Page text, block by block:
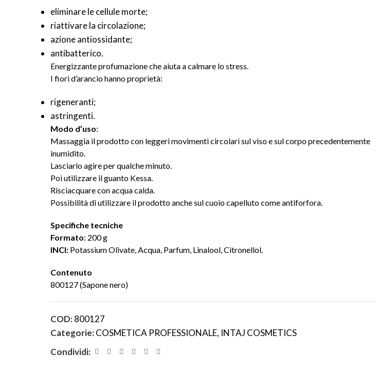
eliminare le cellule morte;
riattivare la circolazione;
azione antiossidante;
antibatterico.
Energizzante profumazione che aiuta a calmare lo stress.
I fiori d’arancio hanno proprietà:
rigeneranti;
astringenti.
Modo d’uso:
Massaggia il prodotto con leggeri movimenti circolari sul viso e sul corpo precedentemente
inumidito.
Lasciarlo agire per qualche minuto.
Poi utilizzare il guanto Kessa.
Risciacquare con acqua calda.
Possibilità di utilizzare il prodotto anche sul cuoio capelluto come antiforfora.
Specifiche tecniche
Formato: 200 g
INCI:Potassium Olivate, Acqua, Parfum, Linalool, Citronellol.
Contenuto
800127 (Sapone nero)
COD:800127
Categorie: COSMETICA PROFESSIONALE, INTAJ COSMETICS
Condividi: